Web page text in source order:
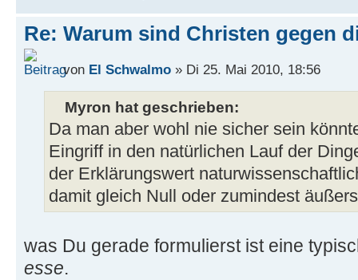
Re: Warum sind Christen gegen
von El Schwalmo » Di 25. Mai 2010, 18:56
Myron hat geschrieben:
Da man aber wohl nie sicher sein
Eingriff in den natürlichen Lauf der
der Erklärungswert
damit gleich Null oder zumindest
was Du gerade formulierst ist eine
esse.